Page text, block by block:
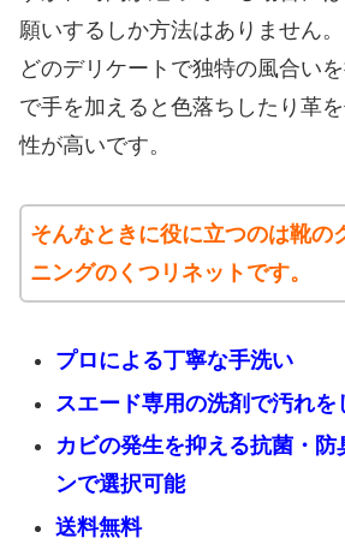
願いするしか方法はありません。
どのデリケートで独特の風合い
で手を加えると色落ちしたり革
性が高いです。
そんなときに役に立つのは靴の
ニングのくつリネットです。
プロによる丁寧な手洗い
スエード専用の洗剤で汚れを
カビの発生を抑える抗菌・防
ンで選択可能
送料無料